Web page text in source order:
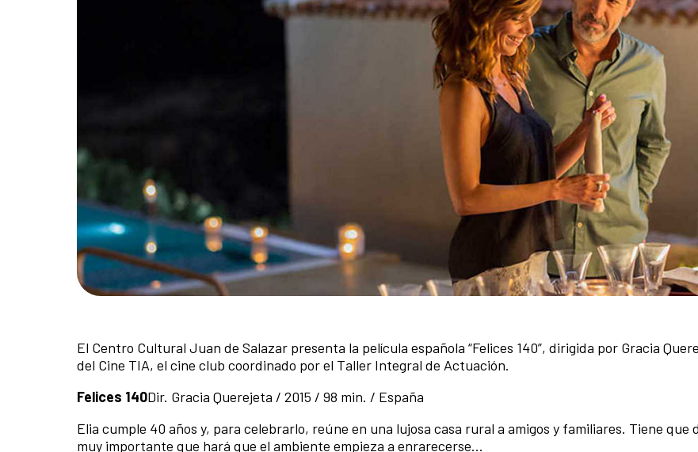
El Centro Cultural Juan de Salazar presenta la película española “Felices 140”, dirigida por Gracia
del Cine TIA, el cine club coordinado por el Taller Integral de Actuación.
Felices 140Dir. Gracia Querejeta / 2015 / 98 min. / España
Elia cumple 40 años y, para celebrarlo, reúne en una lujosa casa rural a amigos y familiares. Tiene que
muy importante que hará que el ambiente empieza a enrarecerse...